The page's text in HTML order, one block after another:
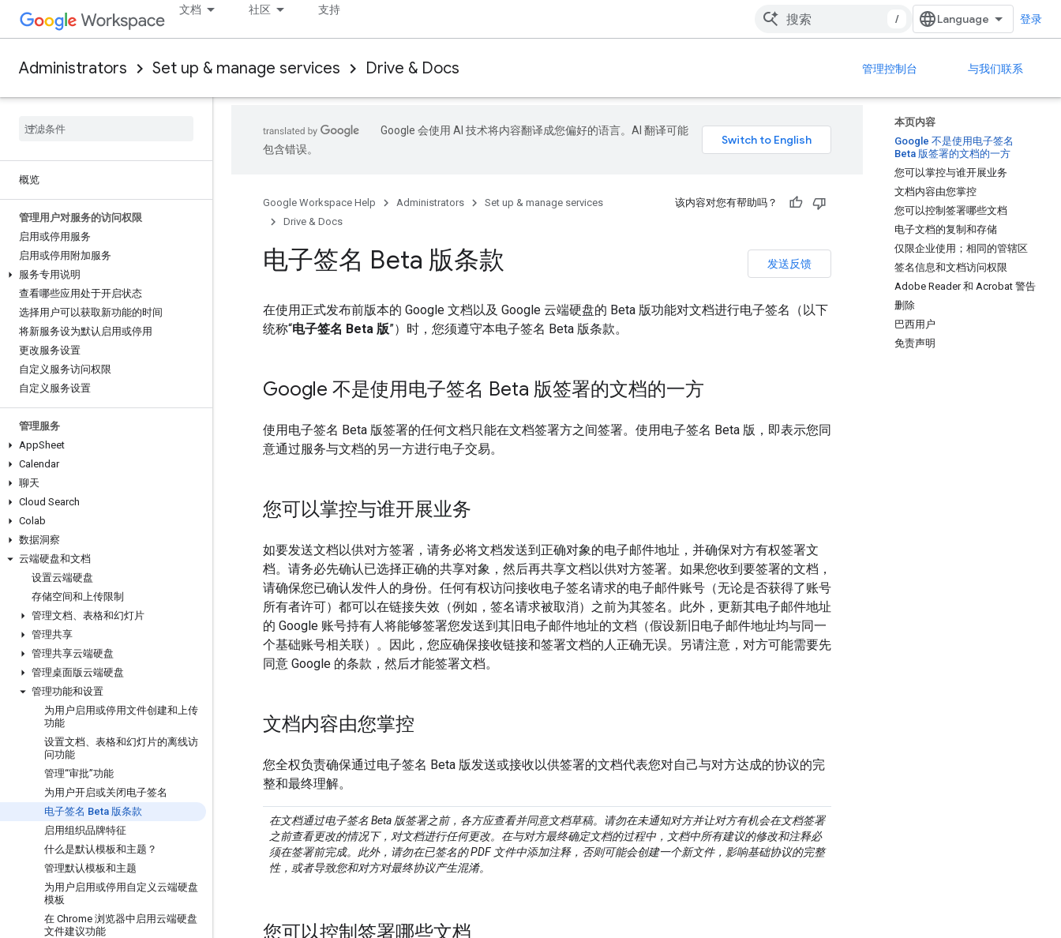
文档 社区 支持
/ 登录
Administrators Set up & manage services Drive & Docs 管理控制台 与我们联系
概览
管理用户对服务的访问权限
启用或停用服务
启用或停用附加服务
服务专用说明
查看哪些应用处于开启状态
选择用户可以获取新功能的时间
将新服务设为默认启用或停用
更改服务设置
自定义服务访问权限
自定义服务设置
管理服务
AppSheet
Calendar
聊天
Cloud Search
Colab
数据洞察
云端硬盘和文档
设置云端硬盘
存储空间和上传限制
管理文档、表格和幻灯片
管理共享
管理共享云端硬盘
管理桌面版云端硬盘
管理功能和设置
为用户启用或停用文件创建和上传
功能
设置文档、表格和幻灯片的离线访
问功能
管理“审批”功能
为用户开启或关闭电子签名
电子签名 Beta 版条款
启用组织品牌特征
什么是默认模板和主题？
管理默认模板和主题
为用户启用或停用自定义云端硬盘
模板
在 Chrome 浏览器中启用云端硬盘
文件建议功能
本页内容
Google 不是使用电子签名
Beta 版签署的文档的一方
您可以掌控与谁开展业务
文档内容由您掌控
您可以控制签署哪些文档
电子文档的复制和存储
仅限企业使用；相同的管辖区
签名信息和文档访问权限
Adobe Reader 和 Acrobat 警告
删除
巴西用户
免责声明
Google 会使用 AI 技术将内容翻译成您偏好的语言。AI 翻译可能
包含错误。
Google Workspace Help Administrators
Set up & manage services
Drive & Docs
该内容对您有帮助吗？
发送反馈
电子签名 Beta 版条款
在使用正式发布前版本的 Google 文档以及 Google 云端硬盘的 Beta 版功能对文档进行电子签名（以下
统称“电子签名 Beta 版”）时，您须遵守本电子签名 Beta 版条款。
Google 不是使用电子签名 Beta 版签署的文档的一方
使用电子签名 Beta 版签署的任何文档只能在文档签署方之间签署。使用电子签名 Beta 版，即表示您同
意通过服务与文档的另一方进行电子交易。
您可以掌控与谁开展业务
如要发送文档以供对方签署，请务必将文档发送到正确对象的电子邮件地址，并确保对方有权签署文
档。请务必先确认已选择正确的共享对象，然后再共享文档以供对方签署。如果您收到要签署的文档，
请确保您已确认发件人的身份。任何有权访问接收电子签名请求的电子邮件账号（无论是否获得了账号
所有者许可）都可以在链接失效（例如，签名请求被取消）之前为其签名。此外，更新其电子邮件地址
的 Google 账号持有人将能够签署您发送到其旧电子邮件地址的文档（假设新旧电子邮件地址均与同一
个基础账号相关联）。因此，您应确保接收链接和签署文档的人正确无误。另请注意，对方可能需要先
同意 Google 的条款，然后才能签署文档。
文档内容由您掌控
您全权负责确保通过电子签名 Beta 版发送或接收以供签署的文档代表您对自己与对方达成的协议的完
整和最终理解。
在文档通过电子签名 Beta 版签署之前，各方应查看并同意文档草稿。请勿在未通知对方并让对方有机会在文档签署
之前查看更改的情况下，对文档进行任何更改。在与对方最终确定文档的过程中，文档中所有建议的修改和注释必
须在签署前完成。此外，请勿在已签名的 PDF 文件中添加注释，否则可能会创建一个新文件，影响基础协议的完整
性，或者导致您和对方对最终协议产生混淆。
您可以控制签署哪些文档